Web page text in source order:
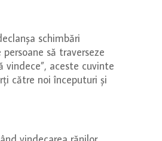
schimbări
să traverseze
vindece”, aceste cuvinte
către noi începuturi și